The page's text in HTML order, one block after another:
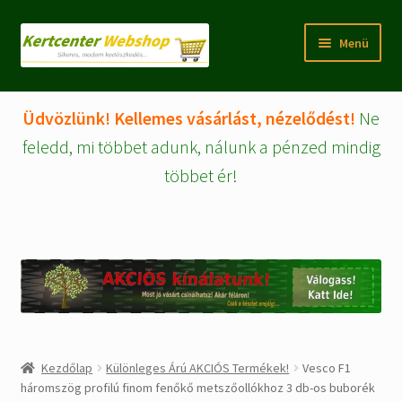
Ugrás
Kilépés
Menü
Rólunk
Fiókom/regisztráció
Kosár
Kezdőlap
Üdvözlünk! Kellemes vásárlást, nézelődést! Ne
feledd, mi többet adunk, nálunk a pénzed mindig
többet ér!
Kezdőlap Különleges Árú AKCIÓS Termékek!
Vesco F1
háromszög profilú finom fenőkő metszőollókhoz 3 db-os buborék